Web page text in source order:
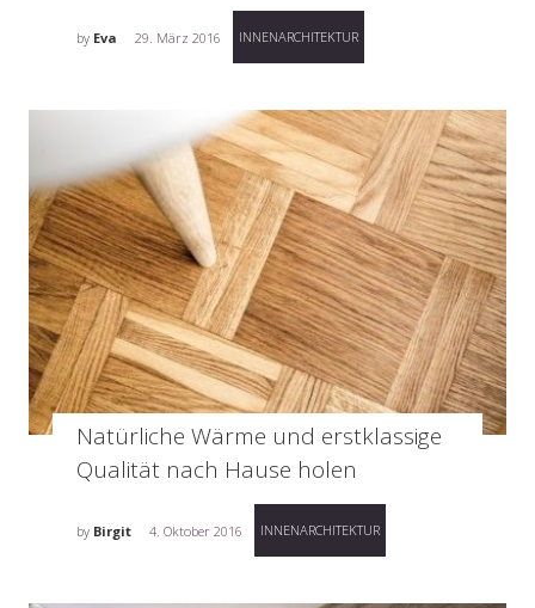
by Eva 29. März 2016 INNENARCHITEKTUR
Natürliche Wärme und erstklassige
Qualität nach Hause holen
by Birgit 4. Oktober 2016 INNENARCHITEKTUR